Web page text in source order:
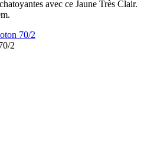
avec ce Jaune Très Clair.
70/2
2